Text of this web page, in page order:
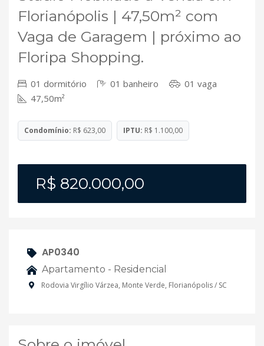
Florianópolis | 47,50m² com
Vaga de Garagem | próximo ao
Floripa Shopping.
01 dormitório 01 banheiro
01 vaga
47,50m²
Condomínio: R$ 623,00 IPTU: R$ 1.100,00
R$ 820.000,00
AP0340
Apartamento - Residencial
Rodovia Virgílio Várzea, Monte Verde, Florianópolis / SC